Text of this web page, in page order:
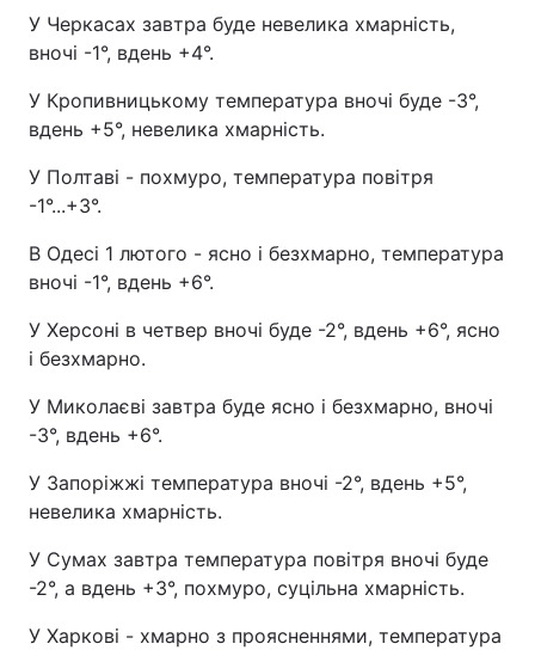
У Черкасах завтра буде невелика хмарність,
вночі -1°, вдень +4°.
У Кропивницькому температура вночі буде -3°,
вдень +5°, невелика хмарність.
У Полтаві - похмуро, температура повітря
-1°...+3°.
В Одесі 1 лютого - ясно і безхмарно, температура
вночі -1°, вдень +6°.
У Херсоні в четвер вночі буде -2°, вдень +6°, ясно
і безхмарно.
У Миколаєві завтра буде ясно і безхмарно, вночі
-3°, вдень +6°.
У Запоріжжі температура вночі -2°, вдень +5°,
невелика хмарність.
У Сумах завтра температура повітря вночі буде
-2°, а вдень +3°, похмуро, суцільна хмарність.
У Харкові - хмарно з проясненнями, температура